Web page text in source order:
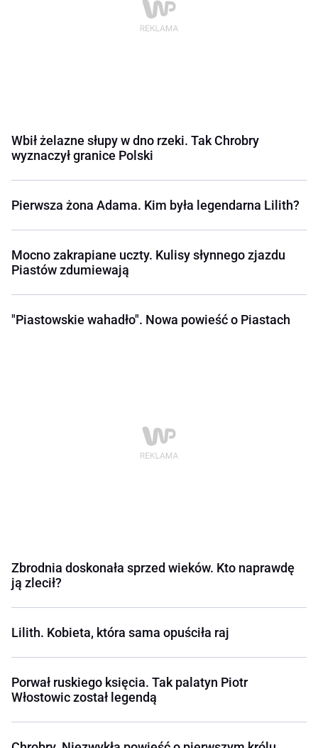
Wbił żelazne słupy w dno rzeki. Tak Chrobry
wyznaczył granice Polski
Pierwsza żona Adama. Kim była legendarna Lilith?
Mocno zakrapiane uczty. Kulisy słynnego zjazdu
Piastów zdumiewają
"Piastowskie wahadło". Nowa powieść o Piastach
Zbrodnia doskonała sprzed wieków. Kto naprawdę
ją zlecił?
Lilith. Kobieta, która sama opuściła raj
Porwał ruskiego księcia. Tak palatyn Piotr
Włostowic został legendą